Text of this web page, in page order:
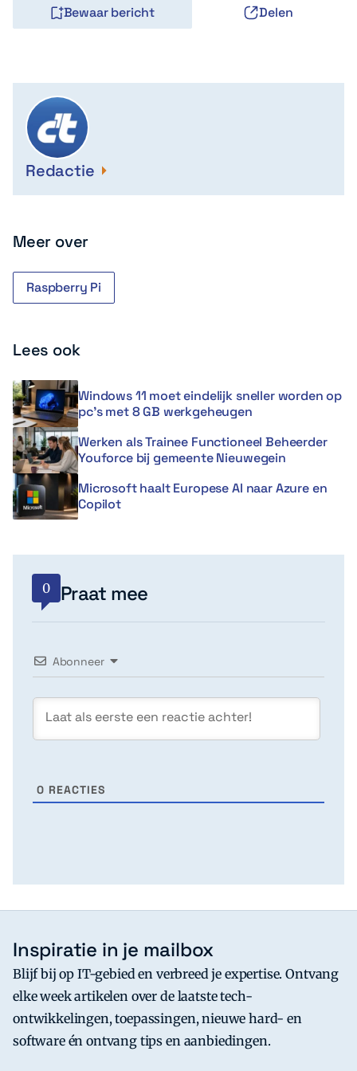
Bewaar bericht Delen
Redactie
Meer over
Raspberry Pi
Lees ook
Windows 11 moet eindelijk sneller worden op
pc’s met 8 GB werkgeheugen
Werken als Trainee Functioneel Beheerder
Youforce bij gemeente Nieuwegein
Microsoft haalt Europese AI naar Azure en
Copilot
0 Praat mee
Abonneer
0 REACTIES
Inspiratie in je mailbox
Blijf bij op IT-gebied en verbreed je expertise. Ontvang
elke week artikelen over de laatste tech-
ontwikkelingen, toepassingen, nieuwe hard- en
software én ontvang tips en aanbiedingen.